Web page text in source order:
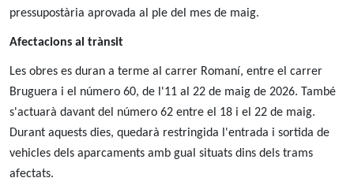
pressupostària aprovada al ple del mes de maig.
Afectacions al trànsit
Les obres es duran a terme al carrer Romaní, entre el carrer
Bruguera i el número 60, de l'11 al 22 de maig de 2026. També
s'actuarà davant del número 62 entre el 18 i el 22 de maig.
Durant aquests dies, quedarà restringida l'entrada i sortida de
vehicles dels aparcaments amb gual situats dins dels trams
afectats.